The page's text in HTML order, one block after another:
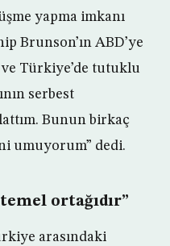
yapma imkanı
Brunson’ın ABD’ye
Türkiye’de tutuklu
serbest
Bunun birkaç
umuyorum” dedi.
ortağıdır”
arasındaki